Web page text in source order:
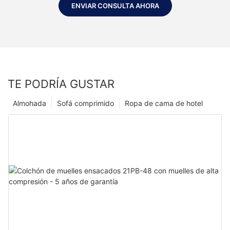
ENVIAR CONSULTA AHORA
TE PODRÍA GUSTAR
Ropa de cama de hotel
Sofá comprimido
Almohada